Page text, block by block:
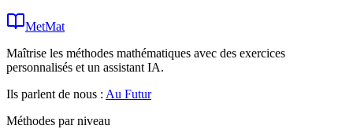
MetMat
Maîtrise les méthodes mathématiques avec des exercices
personnalisés et un assistant IA.
Ils parlent de nous : Au Futur
Méthodes par niveau